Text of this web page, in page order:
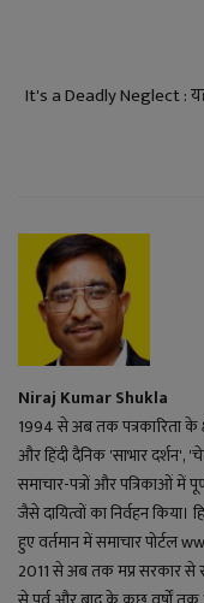
It's a Deadly Neglect :
Niraj Kumar Shukla
1994 से अब तक पत्रकारिता के
और हिंदी दैनिक 'साभार दर्शन',
समाचार-पत्रों और पत्रिकाओं में
जैसे दायित्वों का निर्वहन
हुए वर्तमान में समाचार पोर्टल
2011 से अब तक मप्र सरकार से